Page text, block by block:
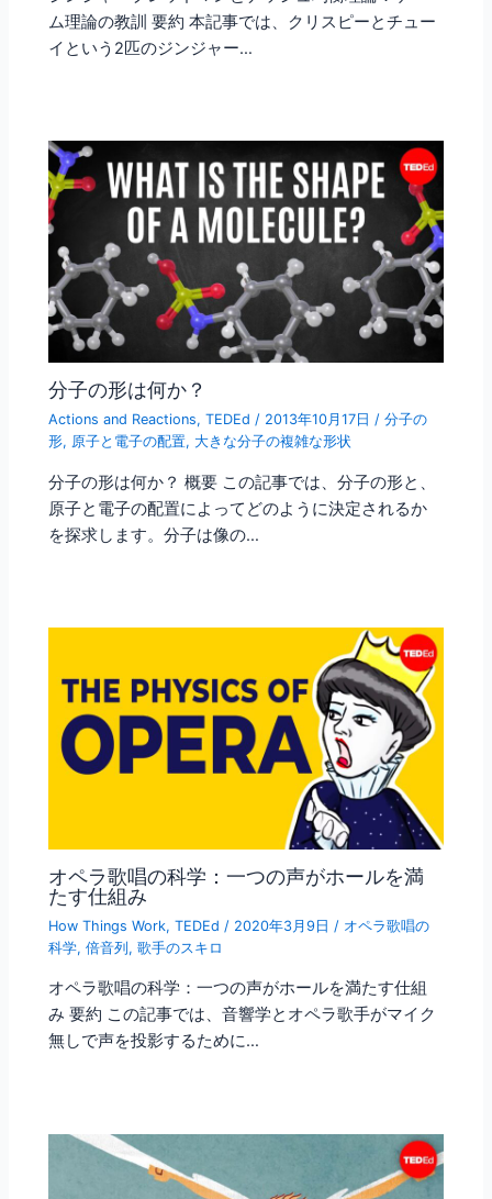
ム理論の教訓 要約 本記事では、クリスピーとチュー
イという2匹のジンジャー…
分子の形は何か？
Actions and Reactions,TEDEd / 2013年10月17日/分子の
形, 原子と電子の配置, 大きな分子の複雑な形状
分子の形は何か？ 概要 この記事では、分子の形と、
原子と電子の配置によってどのように決定されるか
を探求します。分子は像の…
オペラ歌唱の科学：一つの声がホールを満
たす仕組み
How Things Work,TEDEd / 2020年3月9日 / オペラ歌唱の
科学,倍音列 ,歌手のスキロ
オペラ歌唱の科学：一つの声がホールを満たす仕組
み 要約 この記事では、音響学とオペラ歌手がマイク
無しで声を投影するために…